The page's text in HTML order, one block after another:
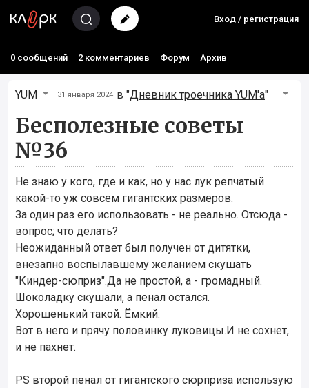
Вход / регистрация
0 сообщений 2 комментариев Форум Архив
YUM 31 января 2024 в "Дневник троечника YUM'а"
Бесполезные советы
№36
Не знаю у кого, где и как, но у нас лук репчатый
какой-то уж совсем гигантских размеров.
За один раз его использовать - не реально. Отсюда -
вопрос; что делать?
Неожиданный ответ был получен от дитятки,
внезапно воспылавшему желанием скушать
"Киндер-сюприз".Да не простой, а - громадный.
Шоколадку скушали, а пенал остался.
Хорошенький такой. Ёмкий.
Вот в него и прячу половинку луковицы.И не сохнет,
и не пахнет.
PS второй пенал от гигантского сюрприза использую